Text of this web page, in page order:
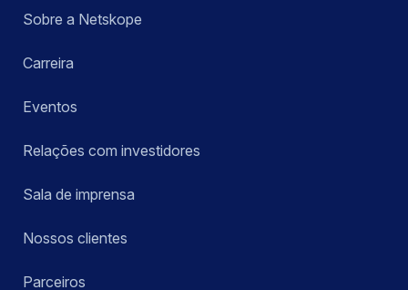
Sobre a Netskope
Carreira
Eventos
Relações com investidores
Sala de imprensa
Nossos clientes
Parceiros